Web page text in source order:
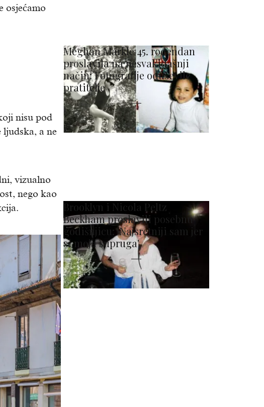
osjećamo
nisu pod
a ne
vizualno
nego kao
Meghan Markle 45. rođendan
proslavila na nesvakidašnji
način: Fotografije oduševile
pratitelje
Brooklyn i Nicola Peltz
Beckham proslavili posebnu
godišnjicu: 'Najsretniji sam jer
si moja supruga'